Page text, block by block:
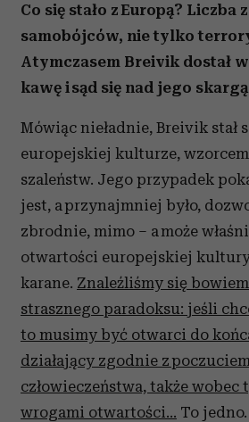
Co się stało z Europą? Liczba
samobójców, nie tylko
A tymczasem Breivik dostał
kawę i sąd się nad jego
Mówiąc nieładnie, Breivik stał
europejskiej kulturze,
szaleństw. Jego przypadek
jest, a przynajmniej było,
zbrodnie, mimo – a może
otwartości europejskiej
karane. Znaleźliśmy się
strasznego paradoksu: jeśli
to musimy być otwarci do
działający zgodnie z
człowieczeństwa, także wobec
wrogami otwartości… To